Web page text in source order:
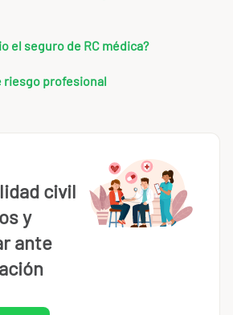
el seguro de RC médica?
riesgo profesional
civil
y
ante